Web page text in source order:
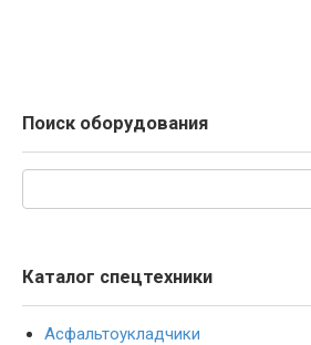
Поиск оборудования
Каталог спецтехники
Асфальтоукладчики